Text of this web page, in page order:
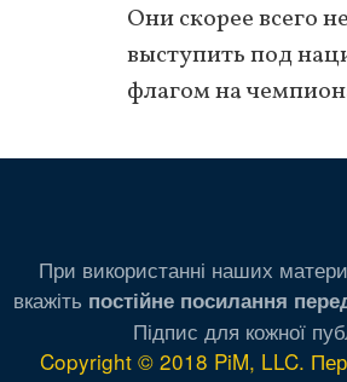
Они скорее всего
выступить под
флагом на
При використанні наших
вкажіть постійне посилання
Підпис для кожної
Copyright © 2018 PiM, LLC.